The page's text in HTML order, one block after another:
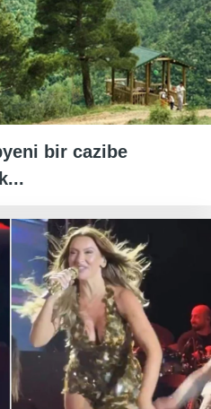
bir cazibe